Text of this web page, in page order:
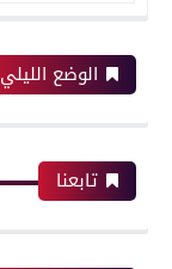
الوضع الليلي
تابعنا